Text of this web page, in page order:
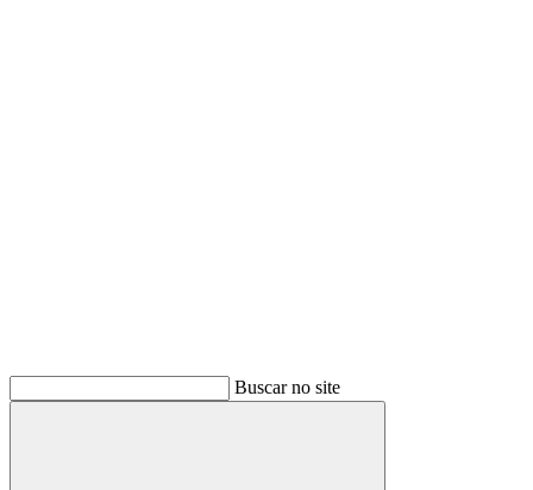
Buscar no site